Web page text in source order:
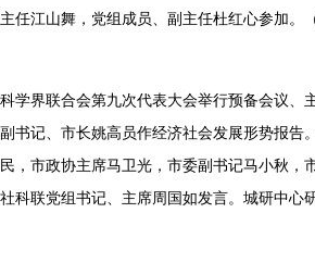
任江山舞，党组成员、副主任杜红心参加。
学界联合会第九次代表大会举行预备会议、
书记、市长姚高员作经济社会发展形势报告
，市政协主席马卫光，市委副书记马小秋，
联党组书记、主席周国如发言。城研中心